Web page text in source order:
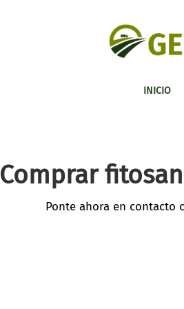
INICIO
Comprar
Ponte ahora en contacto